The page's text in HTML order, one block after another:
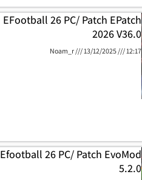
EFootball 26 PC/ Patch EPatch
2026 V36.0
Noam_r 13/12/2025 12:17
Efootball 26 PC/ Patch EvoMod
5.2.0